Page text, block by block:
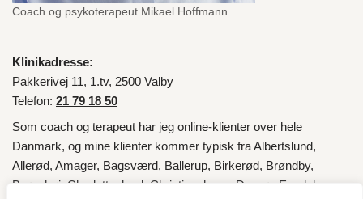
Coach og psykoterapeut Mikael Hoffmann
Klinikadresse:
Pakkerivej 11, 1.tv, 2500 Valby
Telefon: 21 79 18 50
Som coach og terapeut har jeg online-klienter over hele
Danmark, og mine klienter kommer typisk fraAlbertslund,
Allerød, Amager, Bagsværd, Ballerup, Birkerød, Brøndby,
Brønshøj,Charlottenlund,Christianshavn,Dragør,Egedal,